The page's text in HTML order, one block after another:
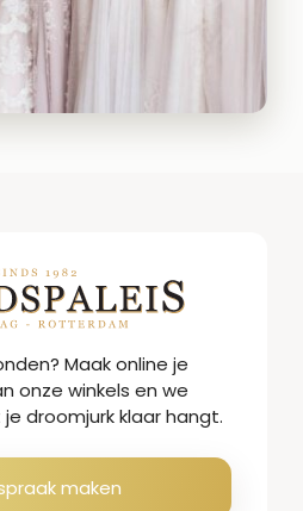
Maak online je
onze winkels en we
droomjurk klaar hangt.
maken